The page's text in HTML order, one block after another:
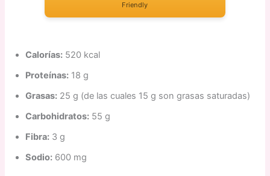
Friendly
Calorías: 520 kcal
Proteínas: 18 g
Grasas: 25 g (de las cuales 15 g son grasas saturadas)
Carbohidratos: 55 g
Fibra: 3 g
Sodio: 600 mg